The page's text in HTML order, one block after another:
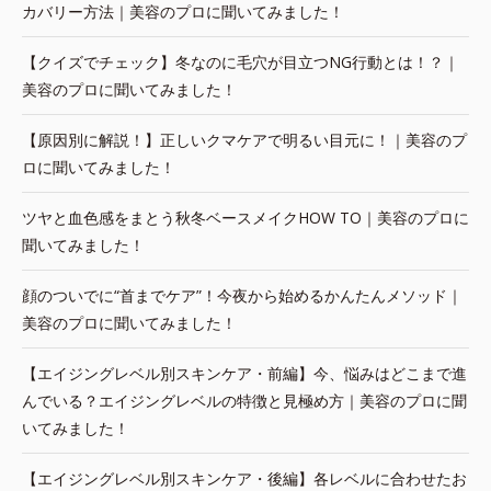
カバリー方法｜美容のプロに聞いてみました！
【クイズでチェック】冬なのに毛穴が目立つNG行動とは！？｜
美容のプロに聞いてみました！
【原因別に解説！】正しいクマケアで明るい目元に！｜美容のプ
ロに聞いてみました！
ツヤと血色感をまとう秋冬ベースメイクHOW TO｜美容のプロに
聞いてみました！
顔のついでに“首までケア”！今夜から始めるかんたんメソッド｜
美容のプロに聞いてみました！
【エイジングレベル別スキンケア・前編】今、悩みはどこまで進
んでいる？エイジングレベルの特徴と見極め方｜美容のプロに聞
いてみました！
【エイジングレベル別スキンケア・後編】各レベルに合わせたお